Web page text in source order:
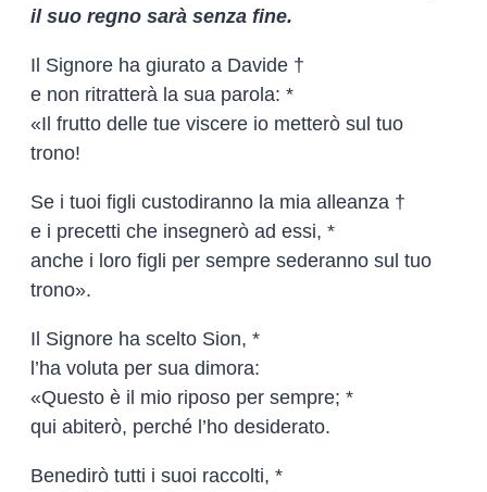
il suo regno sarà senza fine.
Il Signore ha giurato a Davide †
e non ritratterà la sua parola: *
«Il frutto delle tue viscere io metterò sul tuo
trono!
Se i tuoi figli custodiranno la mia alleanza †
e i precetti che insegnerò ad essi, *
anche i loro figli per sempre sederanno sul tuo
trono».
Il Signore ha scelto Sion, *
l’ha voluta per sua dimora:
«Questo è il mio riposo per sempre; *
qui abiterò, perché l’ho desiderato.
Benedirò tutti i suoi raccolti, *